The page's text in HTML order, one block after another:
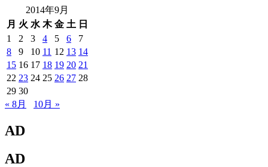
2014年9月
月 火 水 木 金 土 日
1
2 3 4 5 6
7
8
9 10 11 12 13 14
15 16 17 18 19 20 21
22 23 24 25 26 27 28
29 30
« 8月
10月 »
AD
AD